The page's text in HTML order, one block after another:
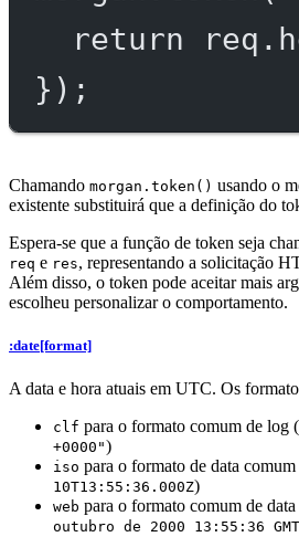
return
});
Chamando morgan.token() usando o
existente substituirá que a definição do
Espera-se que a função de token seja
req e res, representando a solicitação
Além disso, o token pode aceitar mais
escolheu personalizar o comportamento.
:date[format]
A data e hora atuais em UTC. Os
clf para o formato comum de log (
+0000")
iso para o formato de data
10T13:55:36.000Z)
web para o formato comum de
outubro de 2000 13:55:36 GMT